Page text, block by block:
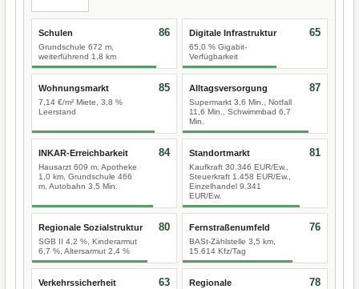
Schulen
Grundschule 672 m,
weiterführend 1,8 km
86 Digitale Infrastruktur
65,0 % Gigabit-
Verfügbarkeit
65
Wohnungsmarkt
7,14 €/m² Miete, 3,8 %
Leerstand
85 Alltagsversorgung
Supermarkt 3,6 Min., Notfall
11,6 Min., Schwimmbad 6,7
Min.
87
INKAR-Erreichbarkeit
Hausarzt 609 m, Apotheke
1,0 km, Grundschule 466
m, Autobahn 3,5 Min.
84 Standortmarkt
Kaufkraft 30.346 EUR/Ew.,
Steuerkraft 1.458 EUR/Ew.,
Einzelhandel 9.341
EUR/Ew.
81
Regionale Sozialstruktur
SGB II 4,2 %, Kinderarmut
6,7 %, Altersarmut 2,4 %
80 Fernstraßenumfeld
BASt-Zählstelle 3,5 km,
15.614 Kfz/Tag
76
Verkehrssicherheit 63
Regionale
78